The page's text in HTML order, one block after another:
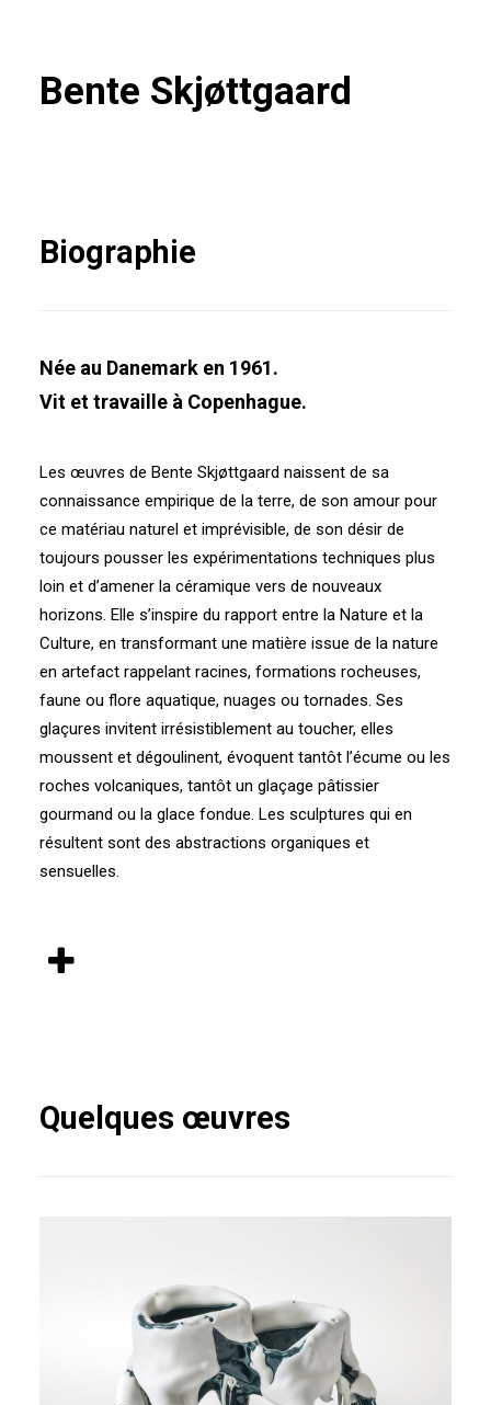
Bente Skjøttgaard
Biographie
Née au Danemark en 1961.
Vit et travaille à Copenhague.
Les œuvres de Bente Skjøttgaard naissent de sa
connaissance empirique de la terre, de son amour pour
ce matériau naturel et imprévisible, de son désir de
toujours pousser les expérimentations techniques plus
loin et d’amener la céramique vers de nouveaux
horizons. Elle s’inspire du rapport entre la Nature et la
Culture, en transformant une matière issue de la nature
en artefact rappelant racines, formations rocheuses,
faune ou flore aquatique, nuages ou tornades. Ses
glaçures invitent irrésistiblement au toucher, elles
moussent et dégoulinent, évoquent tantôt l’écume ou les
roches volcaniques, tantôt un glaçage pâtissier
gourmand ou la glace fondue. Les sculptures qui en
résultent sont des abstractions organiques et
sensuelles.
Quelques œuvres